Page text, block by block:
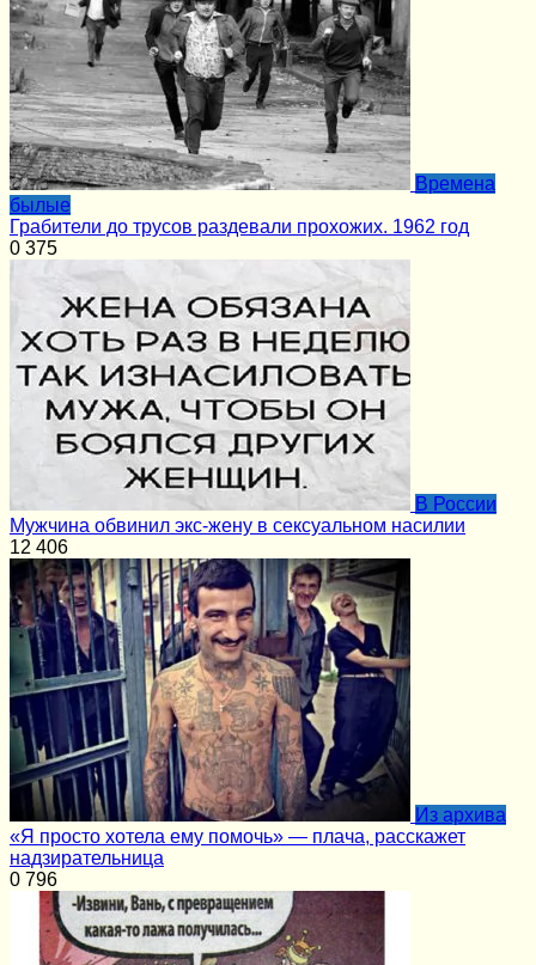
Времена
былые
Грабители до трусов раздевали прохожих. 1962 год
0 375
В России
Мужчина обвинил экс-жену в сексуальном насилии
12 406
Из архива
«Я просто хотела ему помочь» — плача, расскажет
надзирательница
0 796